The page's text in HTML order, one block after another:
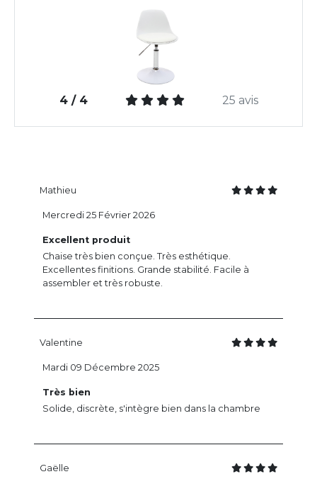
4 / 4 25 avis
Mathieu
Excellent produit
Chaise très bien conçue. Très esthétique.
Excellentes finitions. Grande stabilité. Facile à
assembler et très robuste.
Mercredi 25 Février 2026
Valentine
Très bien
Solide, discrète, s'intègre bien dans la chambre
Mardi 09 Décembre 2025
Gaëlle